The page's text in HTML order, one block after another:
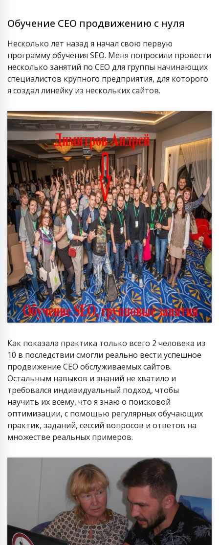
Обучение СЕО продвижению с нуля
Несколько лет назад я начал свою первую
программу обучения SEO. Меня попросили провести
несколько занятий по СЕО для группы начинающих
специалистов крупного предприятия, для которого
я создал линейку из нескольких сайтов.
Как показала практика только всего 2 человека из
10 в последствии смогли реально вести успешное
продвижение СЕО обслуживаемых сайтов.
Остальным навыков и знаний не хватило и
требовался индивидуальный подход, чтобы
научить их всему, что я знаю о поисковой
оптимизации, с помощью регулярных обучающих
практик, заданий, сессий вопросов и ответов на
множестве реальных примеров.